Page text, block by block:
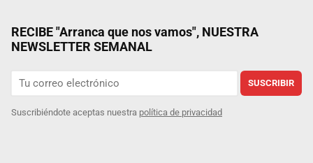
RECIBE "Arranca que nos vamos", NUESTRA
NEWSLETTER SEMANAL
SUSCRIBIR
Suscribiéndote aceptas nuestra política de privacidad